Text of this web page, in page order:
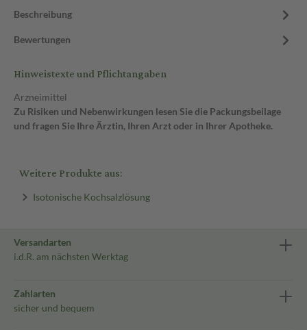
Beschreibung
Bewertungen
Hinweistexte und Pflichtangaben
Arzneimittel
Zu Risiken und Nebenwirkungen lesen Sie die Packungsbeilage
und fragen Sie Ihre Ärztin, Ihren Arzt oder in Ihrer Apotheke.
Weitere Produkte aus:
Isotonische Kochsalzlösung
Versandarten
i.d.R. am nächsten Werktag
Zahlarten
sicher und bequem